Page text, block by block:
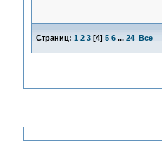
Страниц: 1 2 3[4] 5 6 ... 24 Все